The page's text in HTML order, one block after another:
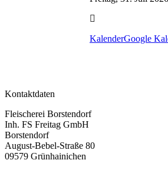
KalenderGoogle
Kontaktdaten
Fleischerei Borstendorf
Inh. FS Freitag GmbH
Borstendorf
August-Bebel-Straße 80
09579 Grünhainichen